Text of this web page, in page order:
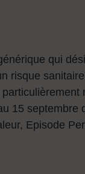
qui
risque
15 septembre
Episode